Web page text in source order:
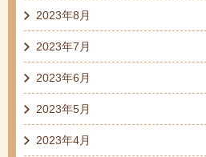
2023年8月
2023年7月
2023年6月
2023年5月
2023年4月